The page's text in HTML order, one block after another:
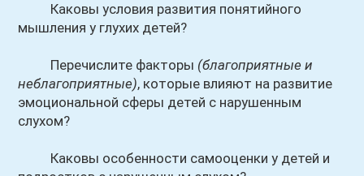
Каковы условия развития понятийного
мышления у глухих детей?
Перечислите факторы (благоприятные и
неблагоприятные), которые влияют на развитие
эмоциональной сферы детей с нарушенным
слухом?
Каковы особенности самооценки у детей и